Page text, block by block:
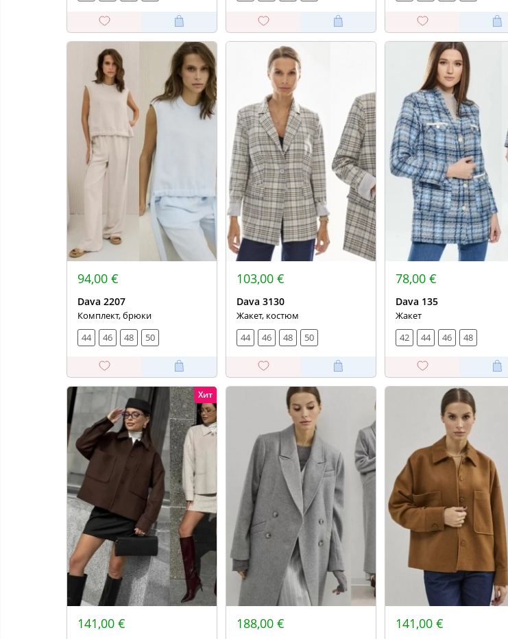
94,00 €
Dava 2207
Комплект, брюки
44
46 48 50
103,00 €
Dava 3130
Жакет, костюм
44
46 48 50
78,00 €
Dava 135
Жакет
42
44 46 48
Хит
141,00 € 188,00 € 141,00 €